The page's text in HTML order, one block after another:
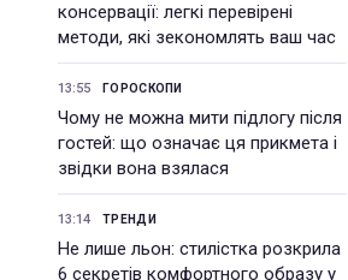
консервації: легкі перевірені
методи, які зекономлять ваш час
13:55 ГОРОСКОПИ
Чому не можна мити підлогу після
гостей: що означає ця прикмета і
звідки вона взялася
13:14 ТРЕНДИ
Не лише льон: стилістка розкрила
6 секретів комфортного образу у